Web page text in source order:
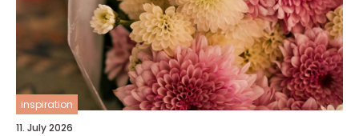
inspiration
11. July 2026